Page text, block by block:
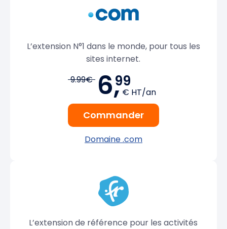
L’extension N°1 dans le monde, pour tous les
sites internet.
9.99€ 6,99
€ HT/an
Commander
Domaine .com
L’extension de référence pour les activités